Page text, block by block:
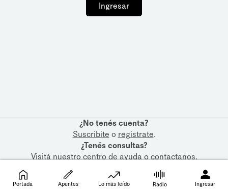
Ingresar
¿No tenés cuenta?
Suscribite o registrate.
¿Tenés consultas?
Visitá nuestrocentro de ayudaocontactanos.
Portada Apuntes Lo más leído Radio Ingresar